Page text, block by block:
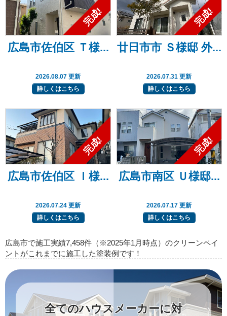
広島市佐伯区 Ｔ様...
2026.08.07 更新
詳しくはこちら
廿日市市 Ｓ様邸 外...
2026.07.31 更新
詳しくはこちら
広島市佐伯区 Ｉ様...
2026.07.24 更新
詳しくはこちら
広島市南区 Ｕ様邸...
2026.07.17 更新
詳しくはこちら
広島市で施工実績7,458件（※2025年1月時点）のクリーンペイ
ントがこれまでに施工した塗装例です！
全てのハウスメーカーに対